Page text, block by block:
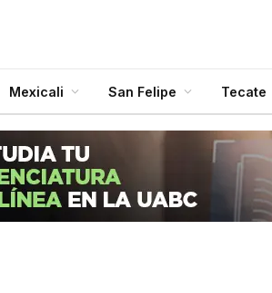
Mexicali San Felipe Tecate